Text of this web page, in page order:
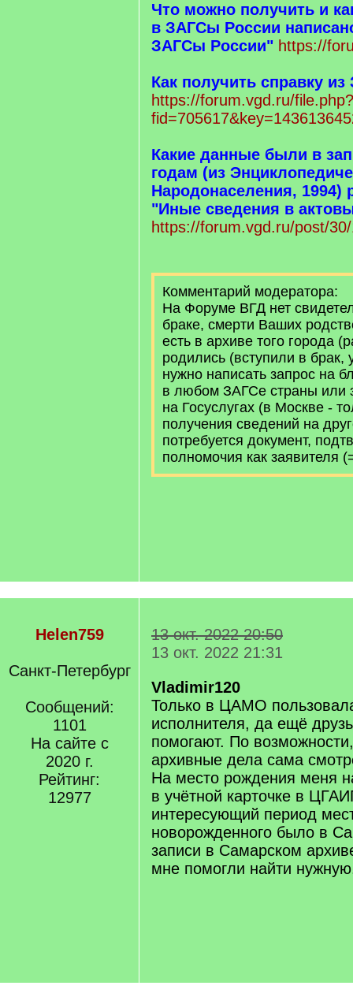
Что можно получить и
в ЗАГСы России
ЗАГСы России" https://
Как получить справку
https://forum.vgd.ru/file.php?
Какие данные были в
годам (из
Народонаселения, 1994)
"Иные сведения в
https://forum.vgd.ru/post/
Комментарий модератора:
На Форуме ВГД нет
браке, смерти Ваших
есть в архиве того города
родились (вступили в брак,
нужно написать запрос на
в любом ЗАГСе страны или
на Госуслугах (в Москве -
получения сведений на
потребуется документ,
полномочия как заявителя
Helen759
Санкт-Петербург
Сообщений:
1101
На сайте с
2020 г.
Рейтинг:
12977
13 окт. 2022 20:50
13 окт. 2022 21:31
Vladimir120
Только в ЦАМО
исполнителя, да ещё
помогают. По
архивные дела сама
На место рождения меня
в учётной карточке в
интересующий период
новорожденного было в
записи в Самарском
мне помогли найти